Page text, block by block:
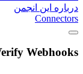
درباره این انجمن
Connectors
Webhooks?